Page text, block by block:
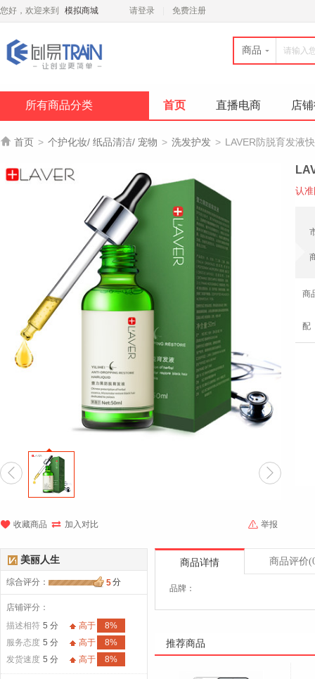
您好，欢迎来到 模拟商城 请登录 免费注册
商品
所有商品分类 首页 直播电商 店
 首页 > 个护化妆/ 纸品清洁/ 宠物 > 洗发护发 > LAVER防脱育发液
 
 收藏商品  加入对比  举报
认
商
商品详情 商品评价
品牌：
推荐商品
美丽人生
综合评分 ： 5分
店铺评分：
描述相符 5 分 高于
8%
服务态度 5 分 高于
8%
发货速度 5 分 高于 8%